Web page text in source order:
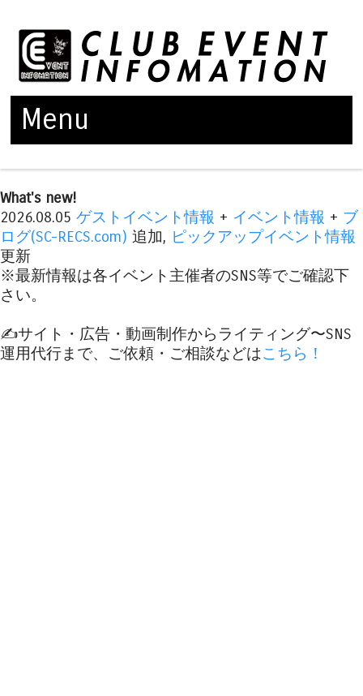
Menu
What's new!
2026.08.05 ゲストイベント情報 + イベント情報 + ブ
ログ(SC-RECS.com) 追加, ピックアップイベント情報
更新
※最新情報は各イベント主催者のSNS等でご確認下
さい。
✍️サイト・広告・動画制作からライティング〜SNS
運用代行まで、ご依頼・ご相談などはこちら！